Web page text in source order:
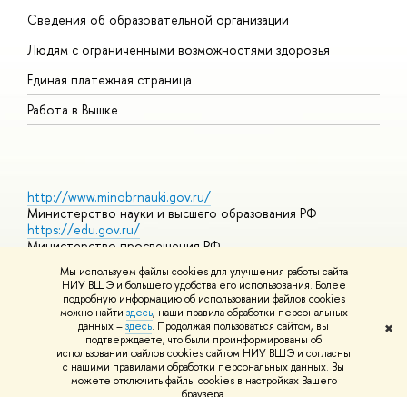
Мы используем файлы cookies для улучшения работы сайта
НИУ ВШЭ и большего удобства его использования. Более
подробную информацию об использовании файлов cookies
можно найти здесь, наши правила обработки персональных
данных –здесь. Продолжая пользоваться сайтом, вы
подтверждаете, что были проинформированы об
использовании файлов cookies сайтом НИУ ВШЭ и согласны
с нашими правилами обработки персональных данных. Вы
можете отключить файлы cookies в настройках Вашего
✖
Сведения об образовательной организации
Людям с ограниченными возможностями здоровья
Единая платежная страница
Работа в Вышке
http://www.minobrnauki.gov.ru/
Министерство науки и высшего образования РФ
https://edu.gov.ru/
Министерство просвещения РФ
https://elearning.hse.ru/mooc
Массовые открытые онлайн-курсы
© НИУ ВШЭ 1993–2026 Адреса и контактыУсловия
использования материалов Политика конфиденциальности
Шрифты HSE Sans и HSE Slab разработаны вШколе дизайна НИУ